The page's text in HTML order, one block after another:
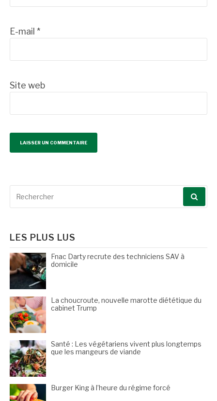
E-mail *
Site web
Recherche
LES PLUS LUS
Fnac Darty recrute des techniciens SAV à
domicile
La choucroute, nouvelle marotte diététique du
cabinet Trump
Santé : Les végétariens vivent plus longtemps
que les mangeurs de viande
Burger King à l’heure du régime forcé